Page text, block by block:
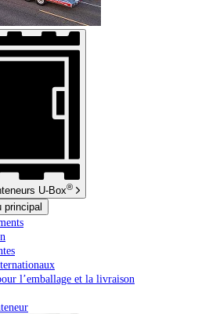
U-Box®
principal
l’emballage et la livraison